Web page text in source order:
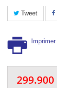
Tweet
Imprimer
299.900